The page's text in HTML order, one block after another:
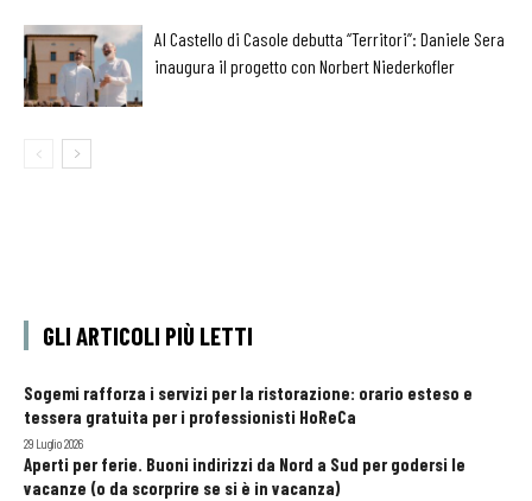
Al Castello di Casole debutta “Territori”: Daniele Sera
inaugura il progetto con Norbert Niederkofler
GLI ARTICOLI PIÙ LETTI
Sogemi rafforza i servizi per la ristorazione: orario esteso e
tessera gratuita per i professionisti HoReCa
29 Luglio 2026
Aperti per ferie. Buoni indirizzi da Nord a Sud per godersi le
vacanze (o da scorprire se si è in vacanza)